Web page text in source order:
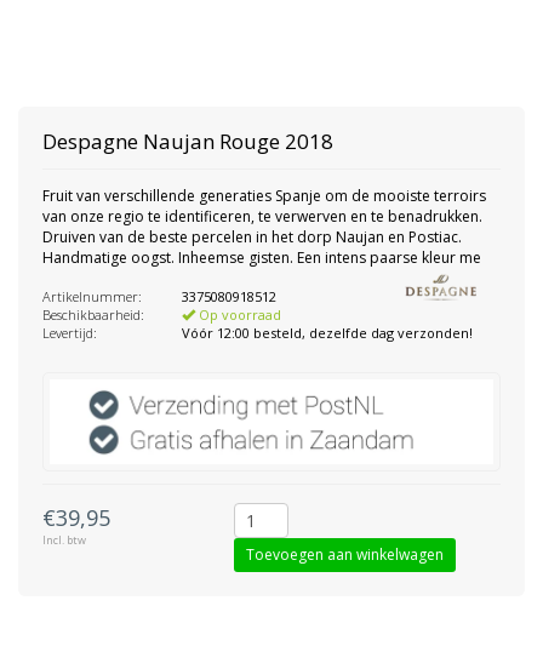
Despagne Naujan Rouge 2018
Fruit van verschillende generaties Spanje om de mooiste terroirs
van onze regio te identificeren, te verwerven en te benadrukken.
Druiven van de beste percelen in het dorp Naujan en Postiac.
Handmatige oogst. Inheemse gisten. Een intens paarse kleur me
Artikelnummer:
3375080918512
Beschikbaarheid:
Op voorraad
Levertijd:
Vóór 12:00 besteld, dezelfde dag verzonden!
€39,95
Incl. btw
Toevoegen aan winkelwagen